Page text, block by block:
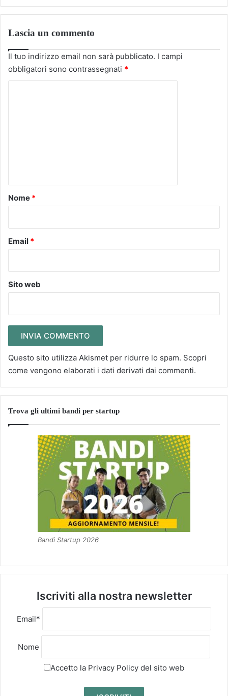
Lascia un commento
Il tuo indirizzo email non sarà pubblicato. I campi
obbligatori sono contrassegnati *
o
Nome *
Email *
Sito web
Questo sito utilizza Akismet per ridurre lo spam. Scopri
come vengono elaborati i dati derivati dai commenti.
Trova gli ultimi bandi per startup
Bandi Startup 2026
Iscriviti alla nostra newsletter
Email*
Nome
Accetto la Privacy Policy del sito web